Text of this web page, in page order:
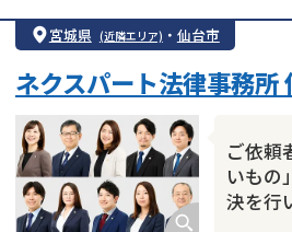
宮城県 (近隣エリア) ・ 仙台市
ご依頼
いもの
決を行
ネクスパート法律事務所